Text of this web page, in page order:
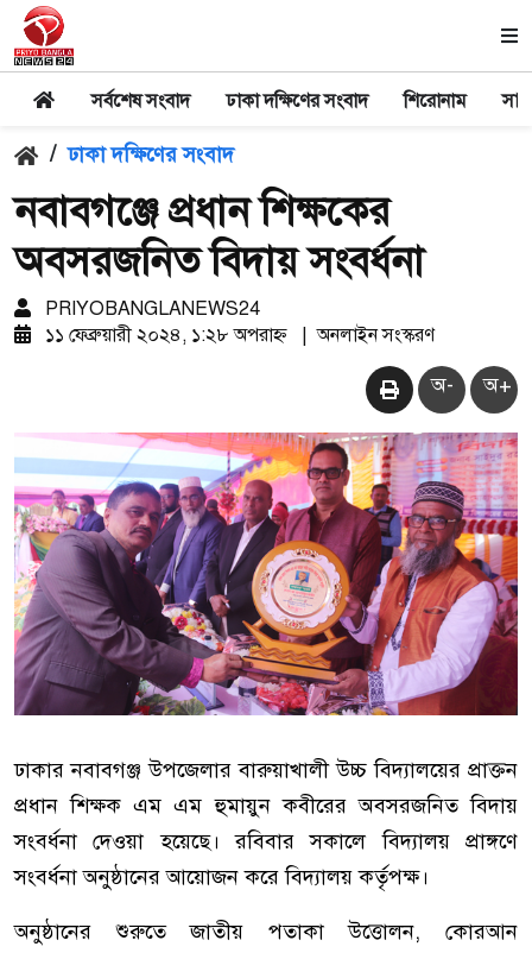
সর্বশেষ সংবাদ ঢাকা দক্ষিণের সংবাদ শিরোনাম
/ ঢাকা দক্ষিণের সংবাদ
নবাবগঞ্জে প্রধান শিক্ষকের
অবসরজনিত বিদায় সংবর্ধনা
PRIYOBANGLANEWS24
১১ ফেব্রুয়ারী ২০২৪, ১:২৮ অপরাহ্ন
অনলাইন সংস্করণ
অ- অ+
ঢাকার নবাবগঞ্জ উপজেলার বারুয়াখালী উচ্চ বিদ্যালয়ের প্রাক্তন
প্রধান শিক্ষক এম এম হুমায়ুন কবীরের অবসরজনিত বিদায়
সংবর্ধনা দেওয়া হয়েছে। রবিবার সকালে বিদ্যালয় প্রাঙ্গণে
সংবর্ধনা অনুষ্ঠানের আয়োজন করে বিদ্যালয় কর্তৃপক্ষ।
অনুষ্ঠানের শুরুতে জাতীয় পতাকা উত্তোলন, কোরআন